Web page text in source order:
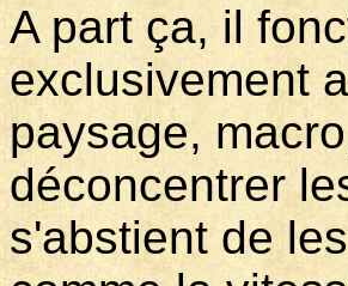
A part ça, il
exclusivement
paysage,
déconcentrer
s'abstient de